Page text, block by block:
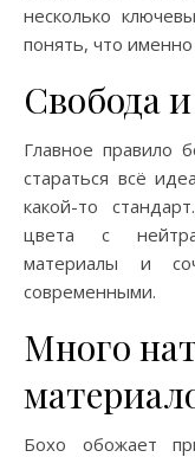
несколько
понять, что именно
Свобода
Главное правило
стараться всё
какой-то
цвета с
материалы и
современными.
Много
Бохо обожает